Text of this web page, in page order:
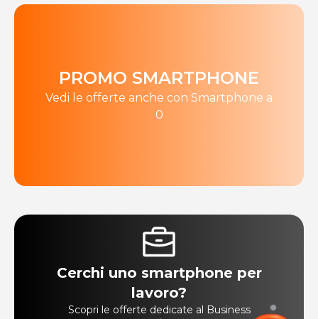
PROMO SMARTPHONE
Vedi le offerte anche con Smartphone a
0
Cerchi uno smartphone per
lavoro?
Scopri le offerte dedicate al Business